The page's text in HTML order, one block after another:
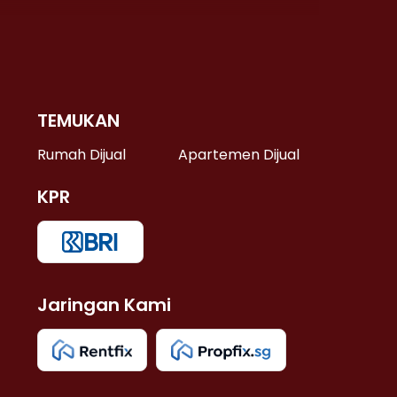
TEMUKAN
Rumah Dijual Apartemen Dijual
KPR
Jaringan Kami